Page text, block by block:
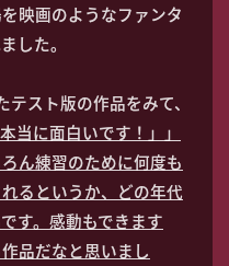
映画のようなファンタ
した。
スト版の作品をみて、
当に面白いです！」」
ん練習のために何度も
るというか、どの年代
す。感動もできます
品だなと思いまし